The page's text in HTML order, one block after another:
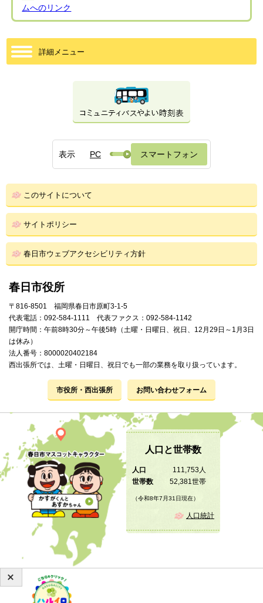
ムへのリンク
詳細メニュー
表示 PC スマートフォン
このサイトについて
サイトポリシー
春日市ウェブアクセシビリティ方針
春日市役所
〒816-8501 福岡県春日市原町3-1-5
代表電話：092-584-1111 代表ファクス：092-584-1142
開庁時間：午前8時30分～午後5時（土曜・日曜日、祝日、12月29日～1月3日
は休み）
法人番号：8000020402184
西出張所では、土曜・日曜日、祝日でも一部の業務を取り扱っています。
市役所・西出張所 お問い合わせフォーム
人口と世帯数
人口
111,753人
世帯数
52,381世帯
（令和8年7月31日現在）
人口統計